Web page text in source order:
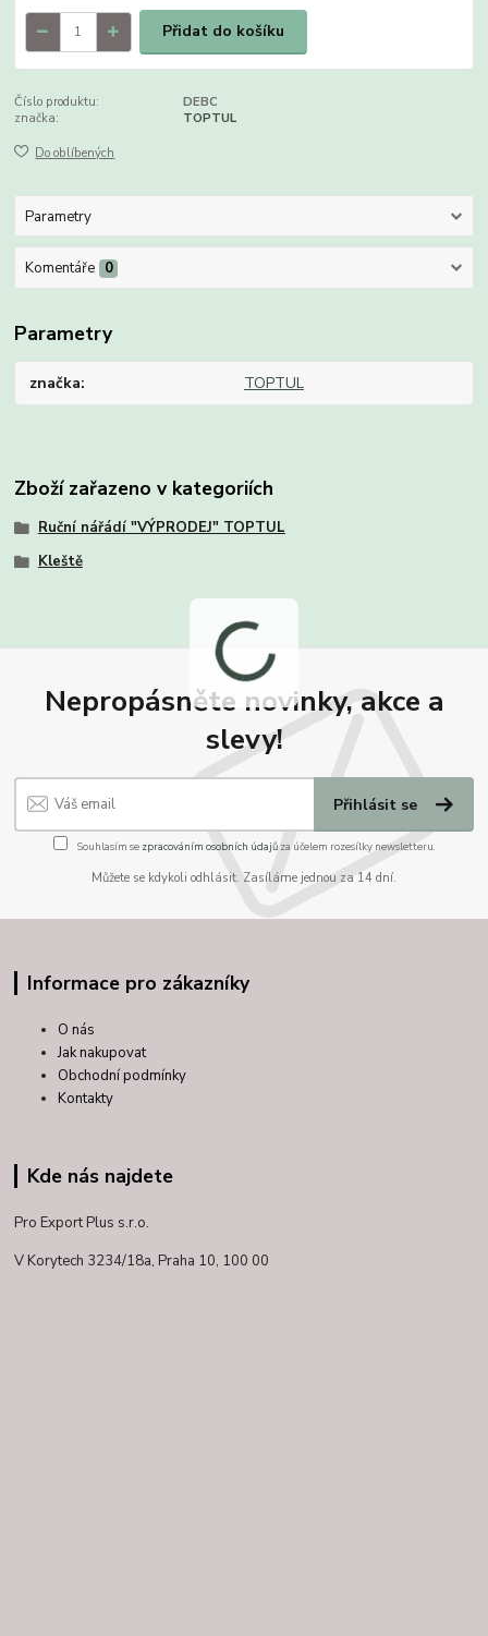
Přidat do košíku
Číslo produktu:
DEBC
značka:
TOPTUL
Do oblíbených
Parametry
Komentáře 0
Parametry
značka TOPTUL
Zboží zařazeno v kategoriích
Ruční nářádí "VÝPRODEJ" TOPTUL
Kleště
Nepropásněte novinky, akce a
slevy!
Přihlásit se
Souhlasím se zpracováním osobních údajůza účelem rozesílky newsletteru.
Můžete se kdykoli odhlásit. Zasíláme jednou za 14 dní.
Informace pro zákazníky
O nás
Jak nakupovat
Obchodní podmínky
Kontakty
Kde nás najdete
Pro Export Plus s.r.o.
V Korytech 3234/18a, Praha 10, 100 00